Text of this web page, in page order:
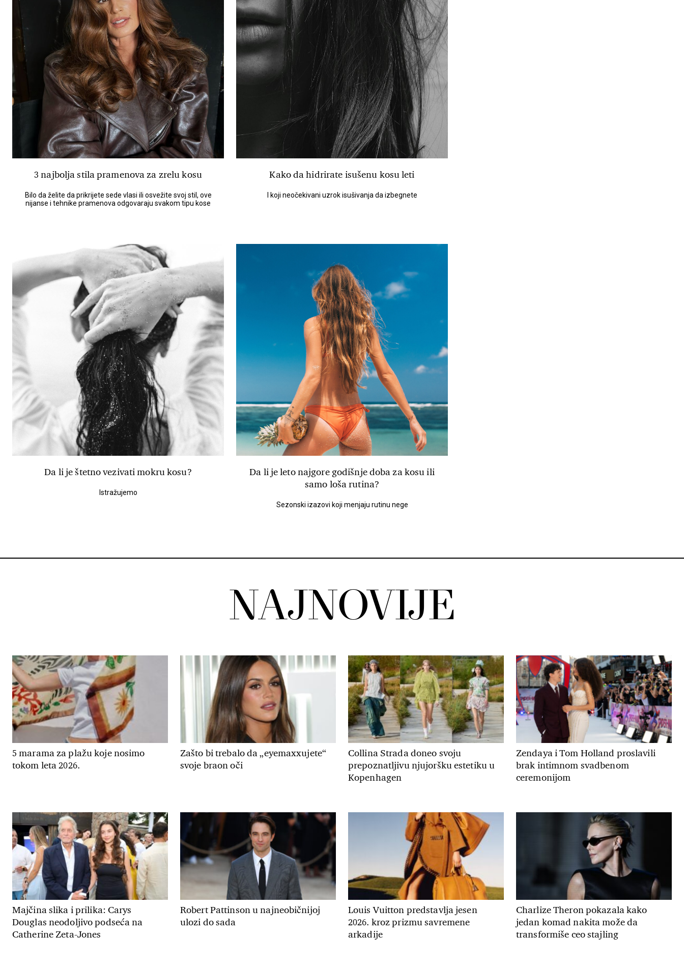
3 najbolja stila pramenova za zrelu kosu
Bilo da želite da prikrijete sede vlasi ili osvežite svoj stil, ove
nijanse i tehnike pramenova odgovaraju svakom tipu kose
Kako da hidrirate isušenu kosu leti
I koji neočekivani uzrok isušivanja da izbegnete
Da li je štetno vezivati mokru kosu?
Istražujemo
Da li je leto najgore godišnje doba za kosu ili
samo loša rutina?
Sezonski izazovi koji menjaju rutinu nege
NAJNOVIJE
5 marama za plažu koje nosimo
tokom leta 2026.
Zašto bi trebalo da „eyemaxxujete“
svoje braon oči
Collina Strada doneo svoju
prepoznatljivu njujoršku estetiku u
Kopenhagen
Zendaya i Tom Holland proslavili
brak intimnom svadbenom
ceremonijom
Majčina slika i prilika: Carys
Douglas neodoljivo podseća na
Catherine Zeta-Jones
Robert Pattinson u najneobičnijoj
ulozi do sada
Louis Vuitton predstavlja jesen
2026. kroz prizmu savremene
arkadije
Charlize Theron pokazala kako
jedan komad nakita može da
transformiše ceo stajling